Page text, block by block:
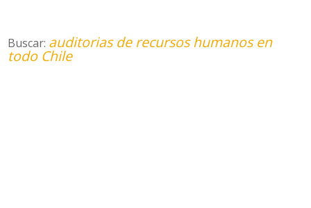
Buscar: auditorias de recursos humanos en
todo Chile